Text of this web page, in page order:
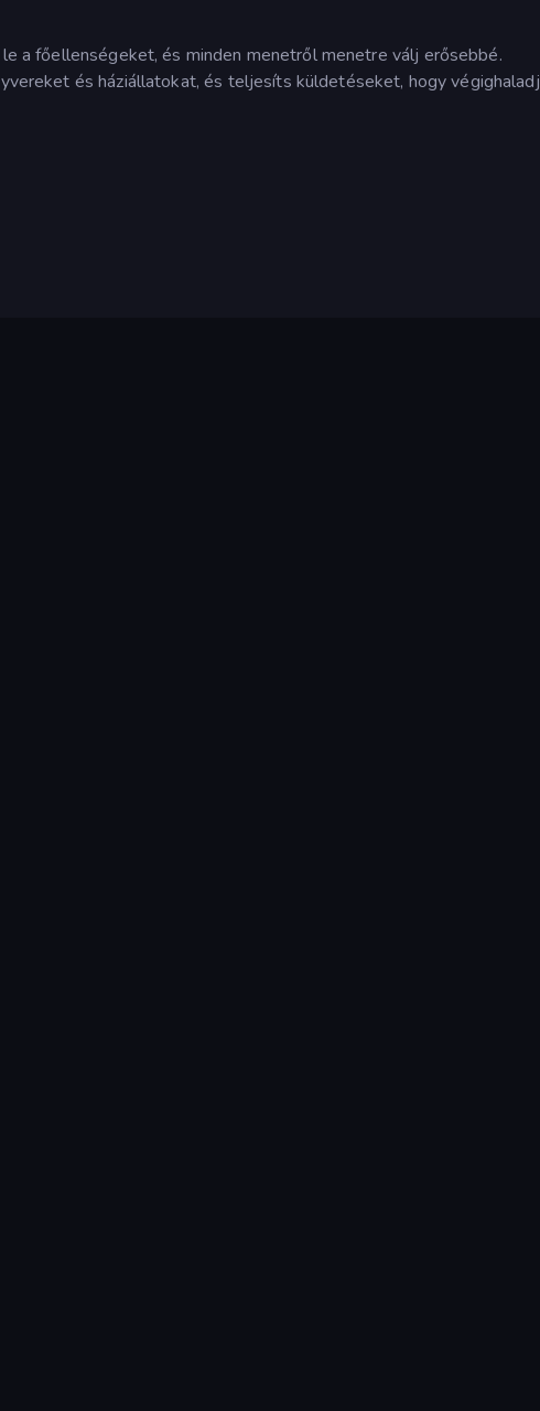
a főellenségeket, és minden menetről menetre válj erősebbé.
és háziállatokat, és teljesíts küldetéseket, hogy végighaladj